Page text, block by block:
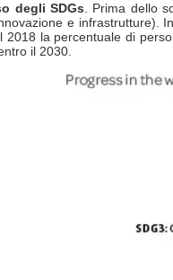
degli SDGs . Prima dello
e infrastrutture).
2018 la percentuale di
il 2030.